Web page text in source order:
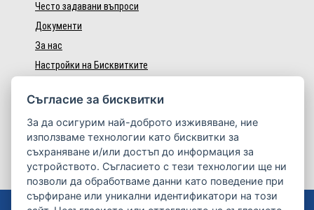
Често задавани въпроси
Документи
За нас
Настройки на Бисквитките
Отделните автори носят отговорност за публикуваното
съдържание.
Cъгласие за бисквитки
За да осигурим най-доброто изживяване, ние
използваме технологии като бисквитки за
съхраняване и/или достъп до информация за
устройството. Съгласието с тези технологии ще ни
позволи да обработваме данни като поведение при
сърфиране или уникални идентификатори на този